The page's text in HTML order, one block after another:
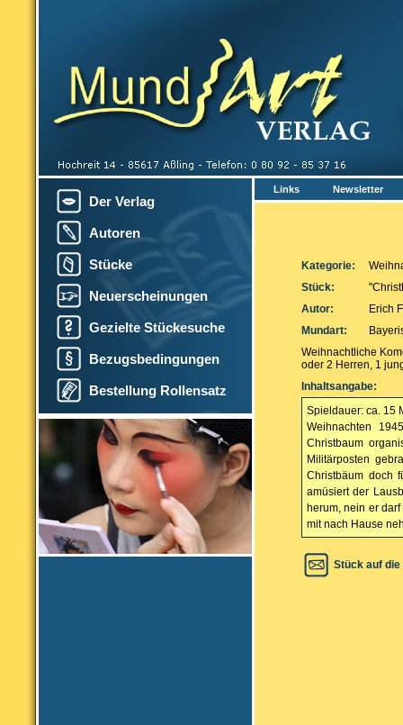
Der Verlag
Autoren
Stücke
Neuerscheinungen
Gezielte Stückesuche
Bezugsbedingungen
Bestellung Rollensatz
Links Newsletter
Kategorie:
Stück:
Autor:
Erich
Mundart:
Weihnachtliche
oder 2 Herren, 1
Inhaltsangabe:
Spieldauer: ca. 15
Weihnachten
Christbaum
Militärposten
Christbäum doch
amüsiert der
herum, nein er
mit nach Hause
Stück auf